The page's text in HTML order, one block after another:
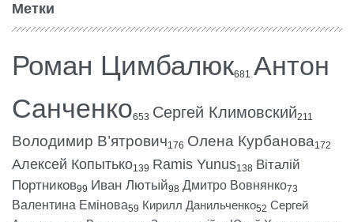
Метки
Роман Цимбалюк681 Антон
Санченко653 Сергей Климовский211
Володимир В’ятрович176 Олена Курбанова172
Алексей Копытько139 Ramis Yunus138 Віталій
Портников99 Иван Лютый98 Дмитро Вовнянко73
Валентина Емінова59 Кирилл Данильченко52 Сергей